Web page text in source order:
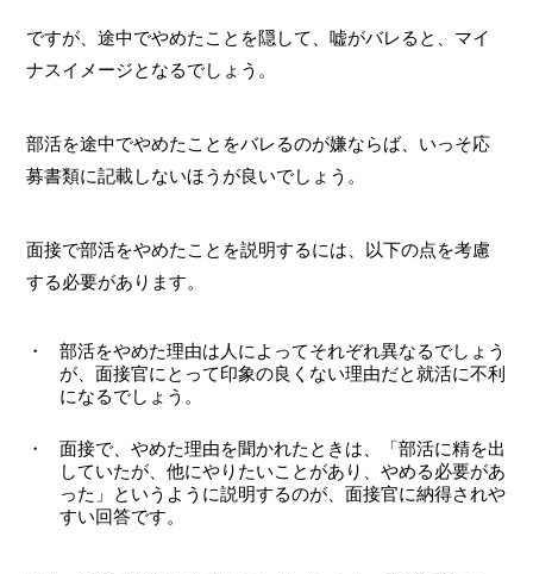
ですが、途中でやめたことを隠して、嘘がバレると、マイ
ナスイメージとなるでしょう。
部活を途中でやめたことをバレるのが嫌ならば、いっそ応
募書類に記載しないほうが良いでしょう。
面接で部活をやめたことを説明するには、以下の点を考慮
する必要があります。
部活をやめた理由は人によってそれぞれ異なるでしょう
が、面接官にとって印象の良くない理由だと就活に不利
になるでしょう。
面接で、やめた理由を聞かれたときは、「部活に精を出
していたが、他にやりたいことがあり、やめる必要があ
った」というように説明するのが、面接官に納得されや
すい回答です。